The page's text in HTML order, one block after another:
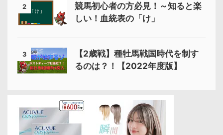
2
競馬初心者の方必見！～知ると楽
しい！血統表の「け」
3
【2歳戦】種牡馬戦国時代を制す
るのは？！【2022年度版】